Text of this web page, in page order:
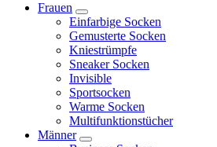
Frauen
Einfarbige Socken
Gemusterte Socken
Kniestrümpfe
Sneaker Socken
Invisible
Sportsocken
Warme Socken
Multifunktionstücher
Männer